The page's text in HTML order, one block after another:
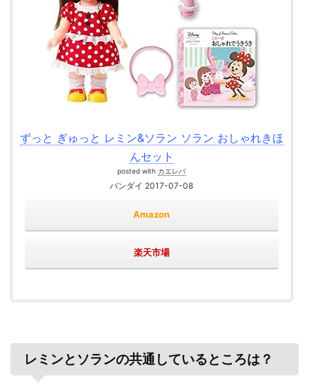
ずっと ぎゅっと レミン&ソラン ソラン おしゃれきほ
んセット
posted with カエレバ
バンダイ 2017-07-08
Amazon
楽天市場
レミンとソランの共通しているところは？